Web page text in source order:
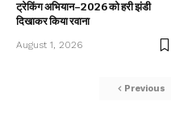
ट्रेकिंग अभियान–2026 को हरी झंडी
दिखाकर किया रवाना
August 1, 2026
Previous